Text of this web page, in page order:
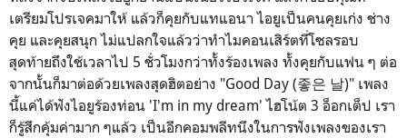
เตรียมโปรเจคมาให้ แล้วก็คุยกับแทแอนา ไอยูเป็นคนคุยเก่ง ช่าง
คุย และคุยสนุก ไม่แปลกใจแล้วว่าทำไมคอนเสิร์ตที่โซลรอบ
สุดท้ายถึงใช้เวลาไป 5 ชั่วโมงกว่าทั้งร้องเพลง ทั้งคุยกับแฟน ๆ ต่อ
จากนั้นก็มาต่อด้วยเพลงสุดฮิตอย่าง "Good Day (좋은 날)" เพลง
นี้แค่ได้ฟังไอยูร้องท่อน 'I'm in my dream' ไฮโน้ต 3 อ็อกเต็ป เรา
ก็รู้สึกคุ้มค่ามาก ๆแล้ว เป็นอีกคอมพลีทนึงในการฟังเพลงของเรา